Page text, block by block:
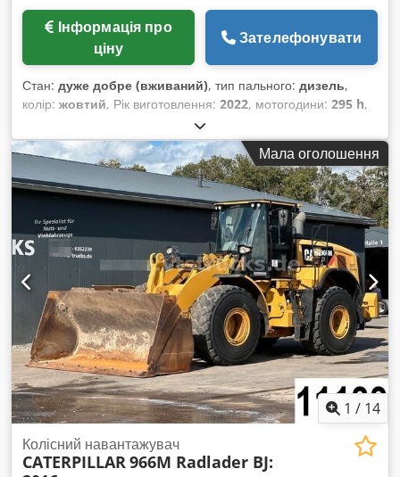
ціну
Зателефонувати
Стан: дуже добре (вживаний), тип пального: дизель,
колір: жовтий, Рік виготовлення: 2022, мотогодини: 295 h,
Мала оголошення
1 / 14
Колісний навантажувач
CATERPILLAR 966M Radlader BJ: